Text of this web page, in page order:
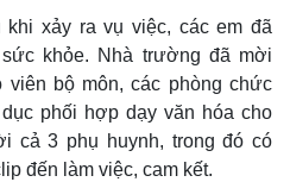
khi xảy ra vụ việc, các em đã
khỏe. Nhà trường đã mời
viên bộ môn, các phòng chức
phối hợp dạy văn hóa cho
cả 3 phụ huynh, trong đó có
đến làm việc, cam kết.